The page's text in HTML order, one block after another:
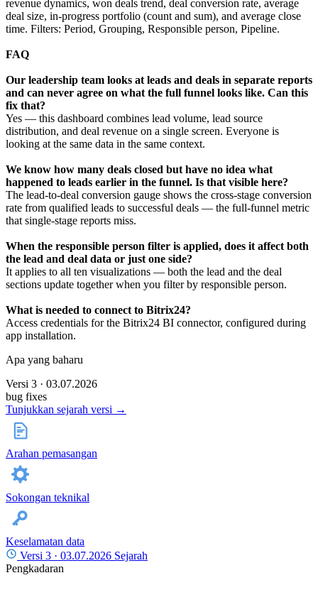
revenue dynamics, won deals trend, deal conversion rate, average
deal size, in-progress portfolio (count and sum), and average close
time. Filters: Period, Grouping, Responsible person, Pipeline.
FAQ
Our leadership team looks at leads and deals in separate reports
and can never agree on what the full funnel looks like. Can this
fix that?
Yes — this dashboard combines lead volume, lead source
distribution, and deal revenue on a single screen. Everyone is
looking at the same data in the same context.
We know how many deals closed but have no idea what
happened to leads earlier in the funnel. Is that visible here?
The lead-to-deal conversion gauge shows the cross-stage conversion
rate from qualified leads to successful deals — the full-funnel metric
that single-stage reports miss.
When the responsible person filter is applied, does it affect both
the lead and deal data or just one side?
It applies to all ten visualizations — both the lead and the deal
sections update together when you filter by responsible person.
What is needed to connect to Bitrix24?
Access credentials for the Bitrix24 BI connector, configured during
app installation.
Apa yang baharu
Versi 3 · 03.07.2026
bug fixes
Tunjukkan sejarah versi →
Arahan pemasangan
Sokongan teknikal
Keselamatan data
Versi 3 · 03.07.2026 Sejarah
Pengkadaran